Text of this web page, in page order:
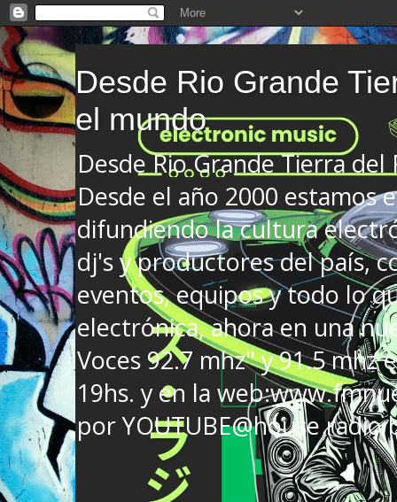
Desde Rio Grande
el mundo
Desde Rio Grande Tierra
Desde el año 2000 estamos
difundiendo la cultura
dj's y productores del país,
eventos, equipos y todo lo
electrónica, ahora en una
Voces 92.7 mhz" y 91.5 mhz
19hs. y en la
por YOUTUBE@house radio